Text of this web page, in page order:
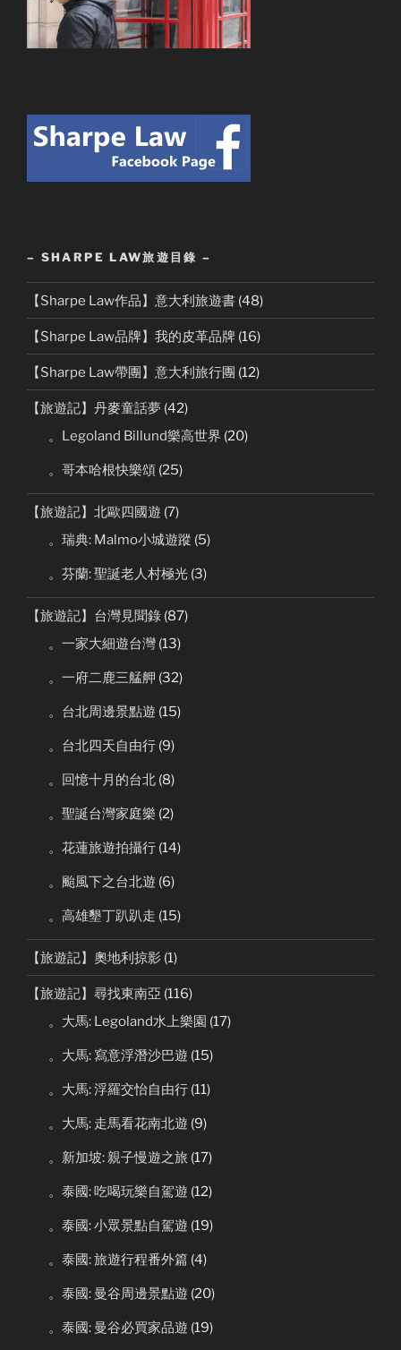
– SHARPE LAW旅遊目錄 –
【Sharpe Law作品】意大利旅遊書 (48)
【Sharpe Law品牌】我的皮革品牌 (16)
【Sharpe Law帶團】意大利旅行團 (12)
【旅遊記】丹麥童話夢 (42)
。Legoland Billund樂高世界 (20)
。哥本哈根快樂頌 (25)
【旅遊記】北歐四國遊 (7)
。瑞典: Malmo小城遊蹤 (5)
。芬蘭: 聖誕老人村極光 (3)
【旅遊記】台灣見聞錄 (87)
。一家大細遊台灣 (13)
。一府二鹿三艋舺 (32)
。台北周邊景點遊 (15)
。台北四天自由行 (9)
。回憶十月的台北 (8)
。聖誕台灣家庭樂 (2)
。花蓮旅遊拍攝行 (14)
。颱風下之台北遊 (6)
。高雄墾丁趴趴走 (15)
【旅遊記】奧地利掠影 (1)
【旅遊記】尋找東南亞 (116)
。大馬: Legoland水上樂園 (17)
。大馬: 寫意浮潛沙巴遊 (15)
。大馬: 浮羅交怡自由行 (11)
。大馬: 走馬看花南北遊 (9)
。新加坡: 親子慢遊之旅 (17)
。泰國: 吃喝玩樂自駕遊 (12)
。泰國: 小眾景點自駕遊 (19)
。泰國: 旅遊行程番外篇 (4)
。泰國: 曼谷周邊景點遊 (20)
。泰國: 曼谷必買家品遊 (19)